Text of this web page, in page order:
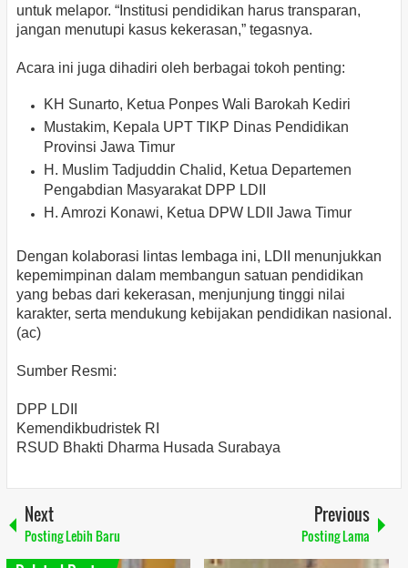
untuk melapor. “Institusi pendidikan harus transparan,
jangan menutupi kasus kekerasan,” tegasnya.
Acara ini juga dihadiri oleh berbagai tokoh penting:
KH Sunarto, Ketua Ponpes Wali Barokah Kediri
Mustakim, Kepala UPT TIKP Dinas Pendidikan
Provinsi Jawa Timur
H. Muslim Tadjuddin Chalid, Ketua Departemen
Pengabdian Masyarakat DPP LDII
H. Amrozi Konawi, Ketua DPW LDII Jawa Timur
Dengan kolaborasi lintas lembaga ini, LDII menunjukkan
kepemimpinan dalam membangun satuan pendidikan
yang bebas dari kekerasan, menjunjung tinggi nilai
karakter, serta mendukung kebijakan pendidikan nasional.
(ac)
Sumber Resmi:
DPP LDII
Kemendikbudristek RI
RSUD Bhakti Dharma Husada Surabaya
Next
Posting Lebih Baru
Previous
Posting Lama